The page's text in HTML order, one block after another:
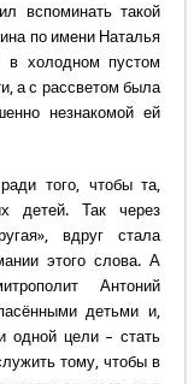
вспоминать такой
по имени Наталья
в холодном пустом
а с рассветом была
незнакомой ей
того, чтобы та,
детей. Так через
вдруг стала
этого слова. А
Антоний
детьми и,
одной цели – стать
тому, чтобы в